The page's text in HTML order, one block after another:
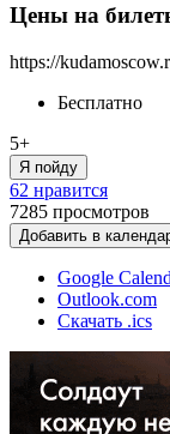
Цены на
https://
Бесплатно
5+
Я пойду
62 нравится
7285 просмотров
Добавить в
Google
Outlook.com
Скачать .ics